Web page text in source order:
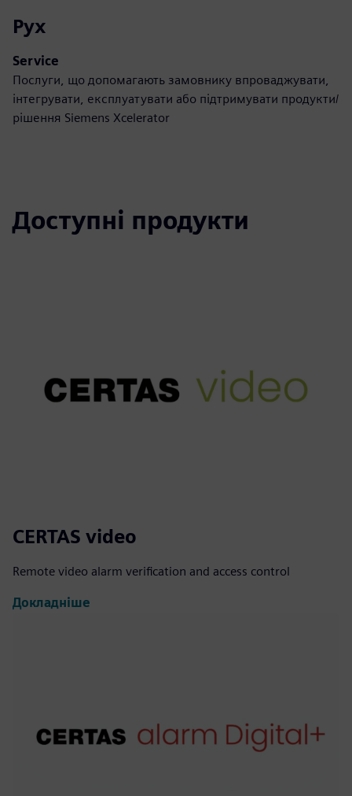
Рух
Service
Послуги, що допомагають замовнику впроваджувати,
інтегрувати, експлуатувати або підтримувати продукти/
рішення Siemens Xcelerator
Доступні продукти
CERTAS video
Remote video alarm verification and access control
Докладніше